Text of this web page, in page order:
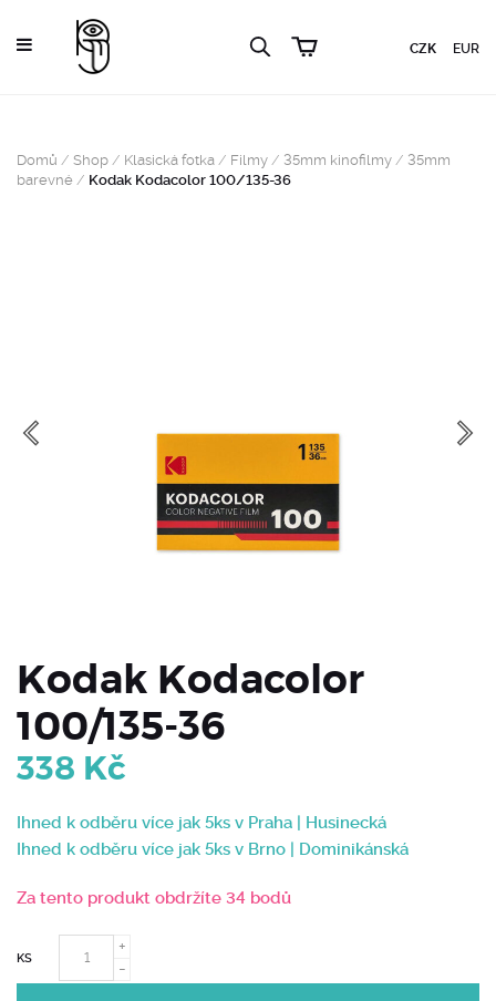
CZK EUR
Domů / Shop / Klasická fotka / Filmy / 35mm kinofilmy / 35mm
barevné / Kodak Kodacolor 100/135-36
Kodak Kodacolor
100/135-36
338 Kč
Ihned k odběru více jak 5ks v Praha | Husinecká
Ihned k odběru více jak 5ks v Brno | Dominikánská
Za tento produkt obdržíte 34 bodů
KS